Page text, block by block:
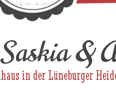
&
in der Lüneburger